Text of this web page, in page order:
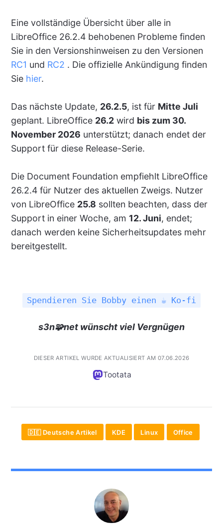
Eine vollständige Übersicht über alle in
LibreOffice 26.2.4 behobenen Probleme finden
Sie in den Versionshinweisen zu den Versionen
RC1 und RC2 . Die offizielle Ankündigung finden
Sie hier.
Das nächste Update, 26.2.5, ist für Mitte Juli
geplant. LibreOffice 26.2wird bis zum 30.
November 2026 unterstützt; danach endet der
Support für diese Release-Serie.
Die Document Foundation empfiehlt LibreOffice
26.2.4 für Nutzer des aktuellen Zweigs. Nutzer
von LibreOffice 25.8 sollten beachten, dass der
Support in einer Woche, am 12. Juni, endet;
danach werden keine Sicherheitsupdates mehr
bereitgestellt.
Spendieren Sie Bobby einen ☕ Ko-fi
s3n🧩net wünscht viel Vergnügen
DIESER ARTIKEL WURDE AKTUALISIERT AM 07.06.2026
Tootata
🇩🇪 Deutsche Artikel KDE Linux Office